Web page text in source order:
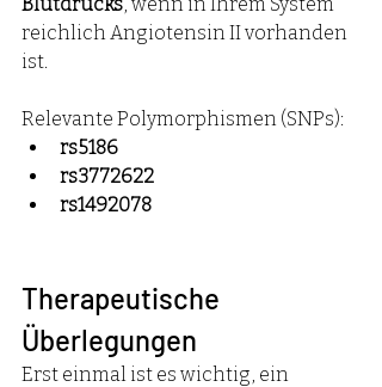
reichlich Angiotensin II vorhanden
ist.
Relevante Polymorphismen (SNPs):
rs5186
rs3772622
rs1492078
Therapeutische
Überlegungen
Erst einmal ist es wichtig, ein